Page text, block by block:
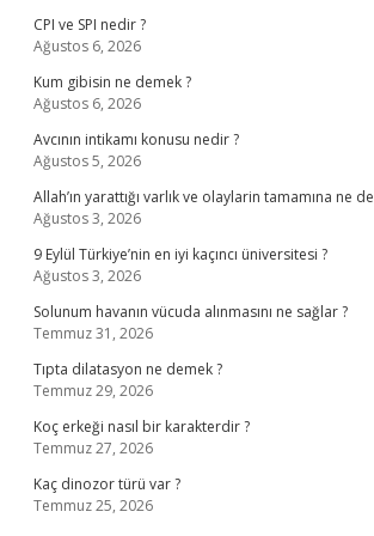
CPI ve SPI nedir ?
Ağustos 6, 2026
Kum gibisin ne demek ?
Ağustos 6, 2026
Avcının intikamı konusu nedir ?
Ağustos 5, 2026
Allah’ın yarattığı varlık ve olaylarin tamamına ne
Ağustos 3, 2026
9 Eylül Türkiye’nin en iyi kaçıncı üniversitesi ?
Ağustos 3, 2026
Solunum havanın vücuda alınmasını ne sağlar ?
Temmuz 31, 2026
Tıpta dilatasyon ne demek ?
Temmuz 29, 2026
Koç erkeği nasıl bir karakterdir ?
Temmuz 27, 2026
Kaç dinozor türü var ?
Temmuz 25, 2026